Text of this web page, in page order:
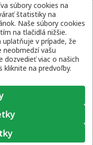
333 818
web stránku pripravil
súbory cookies na
štatistiky na
Naše súbory cookies
na tlačidlá nižšie.
v prípade, že
vašu
dozvedieť viac o našich
kliknite na predvoľby.